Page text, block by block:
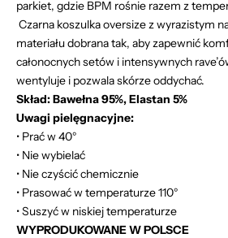
parkiet, gdzie BPM rośnie razem z
Czarna koszulka oversize z wyrazistym
materiału dobrana tak, aby zapewnić
całonocnych setów i intensywnych
wentyluje i pozwala skórze oddychać.
Skład: Bawełna 95%, Elastan 5%
Uwagi pielęgnacyjne:
• Prać w 40°
• Nie wybielać
• Nie czyścić chemicznie
• Prasować w temperaturze 110°
• Suszyć w niskiej temperaturze
WYPRODUKOWANE W POLSCE